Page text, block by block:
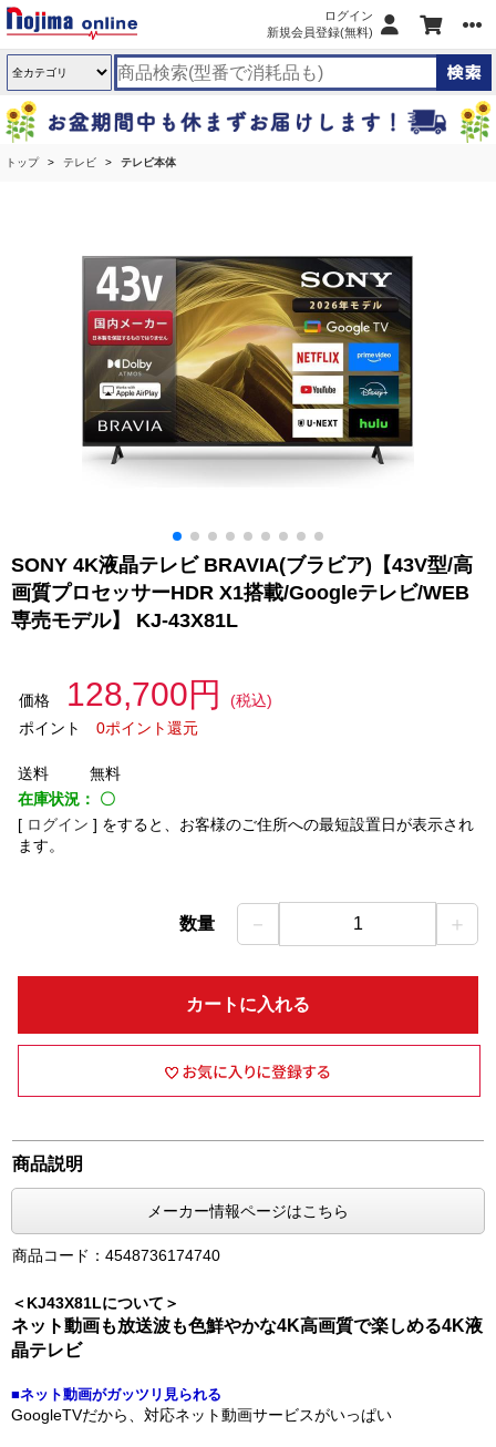
ログイン
新規会員登録(無料)
トップ テレビ テレビ本体
SONY 4K液晶テレビ BRAVIA(ブラビア)【43V型/高
画質プロセッサーHDR X1搭載/Googleテレビ/WEB
専売モデル】 KJ-43X81L
価格 128,700円
(税込)
ポイント
0ポイント還元
送料
無料
在庫状況： 〇
[ ログイン ] をすると、お客様のご住所への最短設置日が表示され
ます。
数量 － 1 ＋
カートに入れる
商品説明
メーカー情報ページはこちら
商品コード：4548736174740
＜KJ43X81Lについて＞
ネット動画も放送波も色鮮やかな4K高画質で楽しめる4K液
晶テレビ
■ネット動画がガッツリ見られる
GoogleTVだから、対応ネット動画サービスがいっぱい